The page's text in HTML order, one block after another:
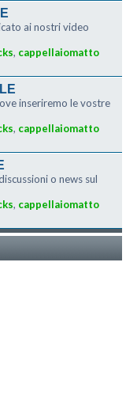
ai nostri video
, cappellaiomatto
inseriremo le vostre
, cappellaiomatto
o news sul
, cappellaiomatto